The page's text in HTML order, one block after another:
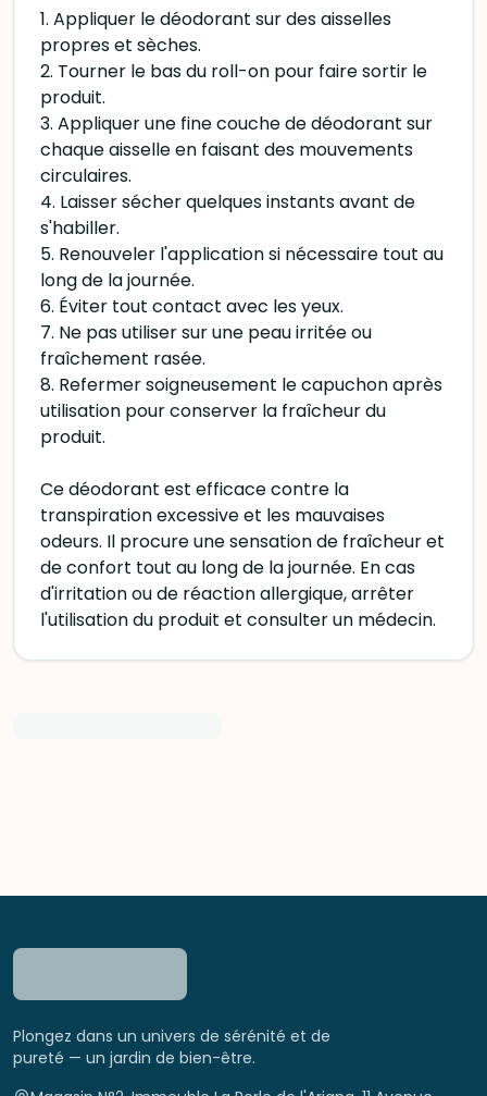
1. Appliquer le déodorant sur des aisselles
propres et sèches.
2. Tourner le bas du roll-on pour faire sortir le
produit.
3. Appliquer une fine couche de déodorant sur
chaque aisselle en faisant des mouvements
circulaires.
4. Laisser sécher quelques instants avant de
s'habiller.
5. Renouveler l'application si nécessaire tout au
long de la journée.
6. Éviter tout contact avec les yeux.
7. Ne pas utiliser sur une peau irritée ou
fraîchement rasée.
8. Refermer soigneusement le capuchon après
utilisation pour conserver la fraîcheur du
produit.
Ce déodorant est efficace contre la
transpiration excessive et les mauvaises
odeurs. Il procure une sensation de fraîcheur et
de confort tout au long de la journée. En cas
d'irritation ou de réaction allergique, arrêter
l'utilisation du produit et consulter un médecin.
Plongez dans un univers de sérénité et de
pureté — un jardin de bien-être.